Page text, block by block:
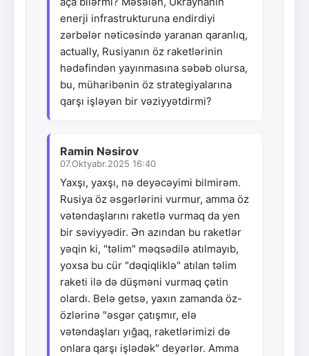
enerji infrastrukturuna endirdiyi
zərbələr nəticəsində yaranan qaranlıq,
actually, Rusiyanın öz raketlərinin
hədəfindən yayınmasına səbəb olursa,
bu, müharibənin öz strategiyalarına
qarşı işləyən bir vəziyyətdirmi?
Ramin Nəsirov
07.Oktyabr.2025 16:40
Yaxşı, yaxşı, nə deyəcəyimi bilmirəm.
Rusiya öz əsgərlərini vurmur, amma öz
vətəndaşlarını raketlə vurmaq da yen
bir səviyyədir. Ən azından bu raketlər
yəqin ki, "təlim" məqsədilə atılmayıb,
yoxsa bu cür "dəqiqliklə" atılan təlim
raketi ilə də düşməni vurmaq çətin
olardı. Belə getsə, yaxın zamanda öz-
özlərinə "əsgər çatışmır, elə
vətəndaşları yığaq, raketlərimizi də
onlara qarşı işlədək" deyərlər. Amma